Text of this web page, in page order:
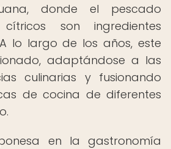
donde el pescado
son ingredientes
lo largo de los años, este
adaptándose a las
culinarias y fusionando
de cocina de diferentes
en la gastronomía